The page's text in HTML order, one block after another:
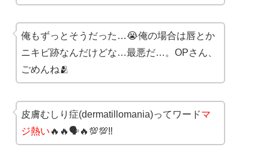
俺もずっとそうだった…😭俺の場合は唇とか
ニキビ跡なんだけどな…最悪だ…。OPさん、
ごめんね🫂
皮膚むしり症(dermatillomania)ってワードマ
ジ熱い 🔥🔥🗣🔥💯💯‼️